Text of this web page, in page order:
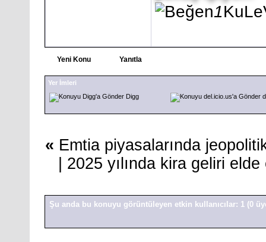
1
Yeni Konu Yanıtla
Yer İmleri
Digg
« Emtia piyasalarında
2025 yılında kira geliri
Şu anda bu konuyu görüntüleyen etkin kullanıcılar: 1 (0